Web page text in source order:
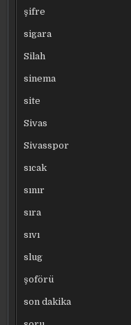
şifre
sigara
Silah
sinema
site
Sivas
Sivasspor
sıcak
sınır
sıra
sıvı
slug
şoförü
son dakika